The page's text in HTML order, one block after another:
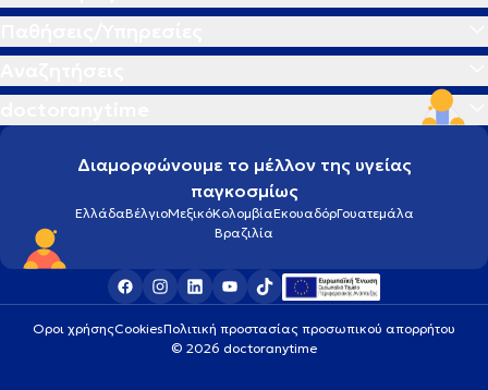
Διαμορφώνουμε το μέλλον της υγείας
παγκοσμίως
ΕλλάδαΒέλγιοΜεξικόΚολομβίαΕκουαδόρΓουατεμάλα
Βραζιλία
Οροι χρήσηςCookiesΠολιτική προστασίας προσωπικού απορρήτου
© 2026 doctoranytime